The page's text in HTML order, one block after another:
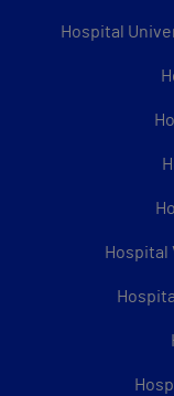
Hospital
Hospital